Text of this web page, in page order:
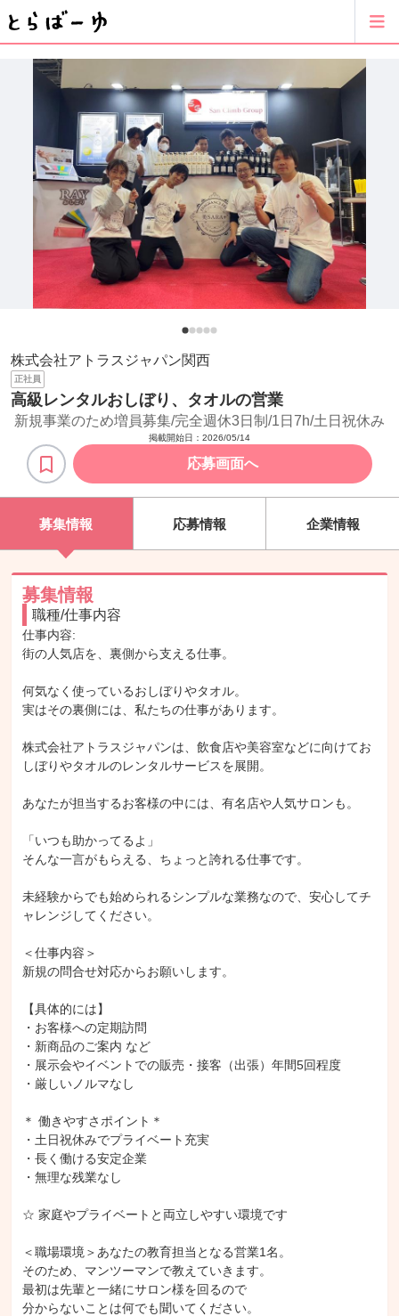
株式会社アトラスジャパン関西
正社員
高級レンタルおしぼり、タオルの営業
新規事業のため増員募集/完全週休3日制/1日7h/土日祝休み
掲載開始日： 2026/05/14
応募画面へ
募集情報 応募情報 企業情報
募集情報
職種/仕事内容
仕事内容:
街の人気店を、裏側から支える仕事。
何気なく使っているおしぼりやタオル。
実はその裏側には、私たちの仕事があります。
株式会社アトラスジャパンは、飲食店や美容室などに向けてお
しぼりやタオルのレンタルサービスを展開。
あなたが担当するお客様の中には、有名店や人気サロンも。
「いつも助かってるよ」
そんな一言がもらえる、ちょっと誇れる仕事です。
未経験からでも始められるシンプルな業務なので、安心してチ
ャレンジしてください。
＜仕事内容＞
新規の問合せ対応からお願いします。
【具体的には】
・お客様への定期訪問
・新商品のご案内 など
・展示会やイベントでの販売・接客（出張）年間5回程度
・厳しいノルマなし
＊ 働きやすさポイント＊
・土日祝休みでプライベート充実
・長く働ける安定企業
・無理な残業なし
☆ 家庭やプライベートと両立しやすい環境です
＜職場環境＞あなたの教育担当となる営業1名。
そのため、マンツーマンで教えていきます。
最初は先輩と一緒にサロン様を回るので
分からないことは何でも聞いてください。